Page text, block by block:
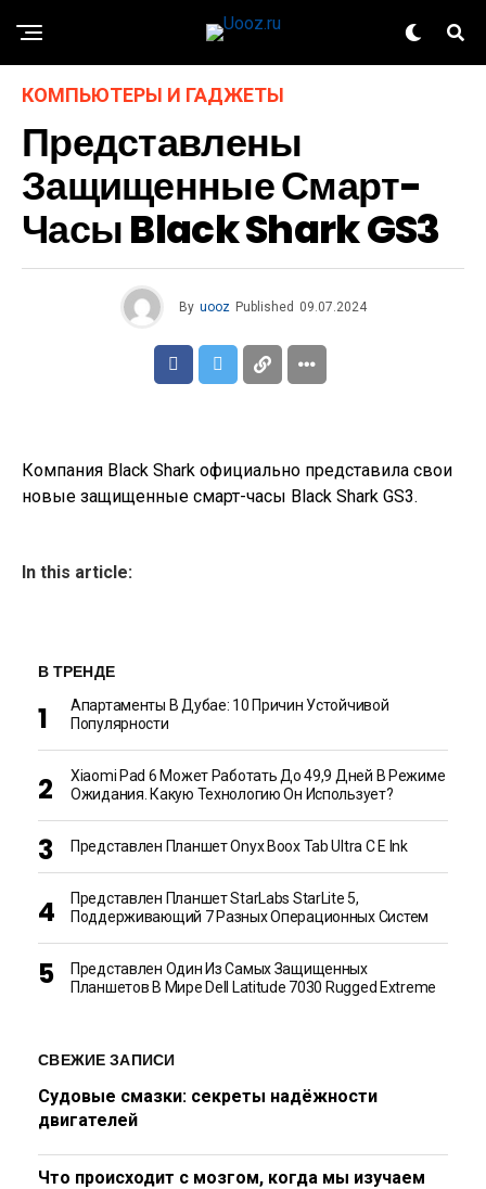
КОМПЬЮТЕРЫ И ГАДЖЕТЫ
Представлены
Защищенные Смарт-
Часы Black Shark GS3
By uooz Published 09.07.2024
Компания Black Shark официально представила свои
новые защищенные смарт-часы Black Shark GS3.
In this article:
В ТРЕНДЕ
Апартаменты В Дубае: 10 Причин Устойчивой
Популярности
Xiaomi Pad 6 Может Работать До 49,9 Дней В Режиме
Ожидания. Какую Технологию Он Использует?
Представлен Планшет Onyx Boox Tab Ultra C E Ink
Представлен Планшет StarLabs StarLite 5,
Поддерживающий 7 Разных Операционных Систем
Представлен Один Из Самых Защищенных
Планшетов В Мире Dell Latitude 7030 Rugged Extreme
СВЕЖИЕ ЗАПИСИ
Судовые смазки: секреты надёжности
двигателей
Что происходит с мозгом, когда мы изучаем